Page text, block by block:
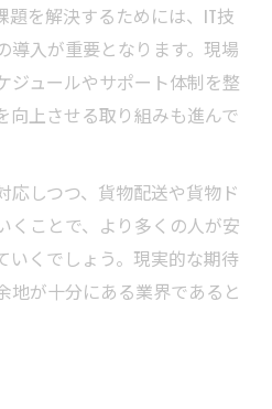
題を解決するためには、IT技
導入が重要となります。現場
ジュールやサポート体制を整
向上させる取り組みも進んで
応しつつ、貨物配送や貨物ド
くことで、より多くの人が安
いくでしょう。現実的な期待
地が十分にある業界であると